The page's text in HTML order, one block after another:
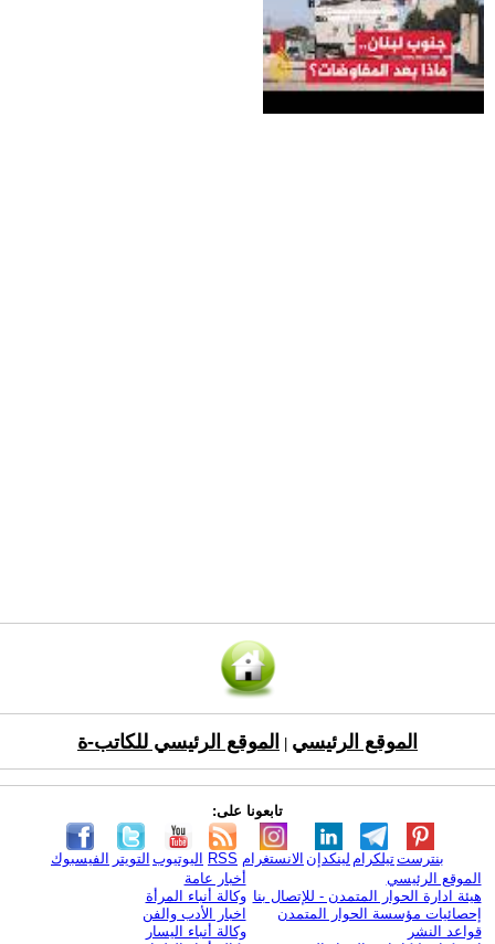
الموقع الرئيسي الموقع الرئيسي للكاتب-ة
تابعونا على:
الفيسبوك التويتر اليوتيوب RSS الانستغرام لينكدإن تيلكرامبنترست
الموقع الرئيسي
هيئة ادارة الحوار المتمدن - للإتصال بنا
إحصائيات مؤسسة الحوار المتمدن
قواعد النشر
أخبار عامة
وكالة أنباء المرأة
اخبار الأدب والفن
وكالة أنباء اليسار